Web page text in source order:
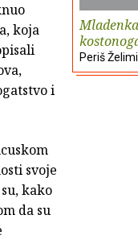
Mladenka
Periš
koja
i
svoje
kako
da su